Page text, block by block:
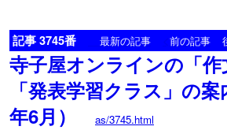
記事 3745番 最新の記事 前の記事
寺子屋オンラインの「作
「発表学習クラス」の
年6月）
as/3745.html